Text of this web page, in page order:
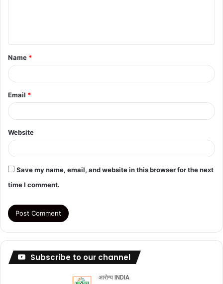
t
*
Name *
Email *
Website
Save my name, email, and website in this browser for the next
time I comment.
Subscribe to our channel